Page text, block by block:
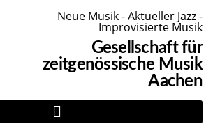
Neue Musik - Aktueller Jazz -
Improvisierte Musik
Gesellschaft für
zeitgenössische Musik
Aachen